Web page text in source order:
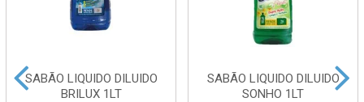
SABÃO LIQUIDO DILUIDO
BRILUX 1LT
SABÃO LIQUIDO DILUIDO
SONHO 1LT